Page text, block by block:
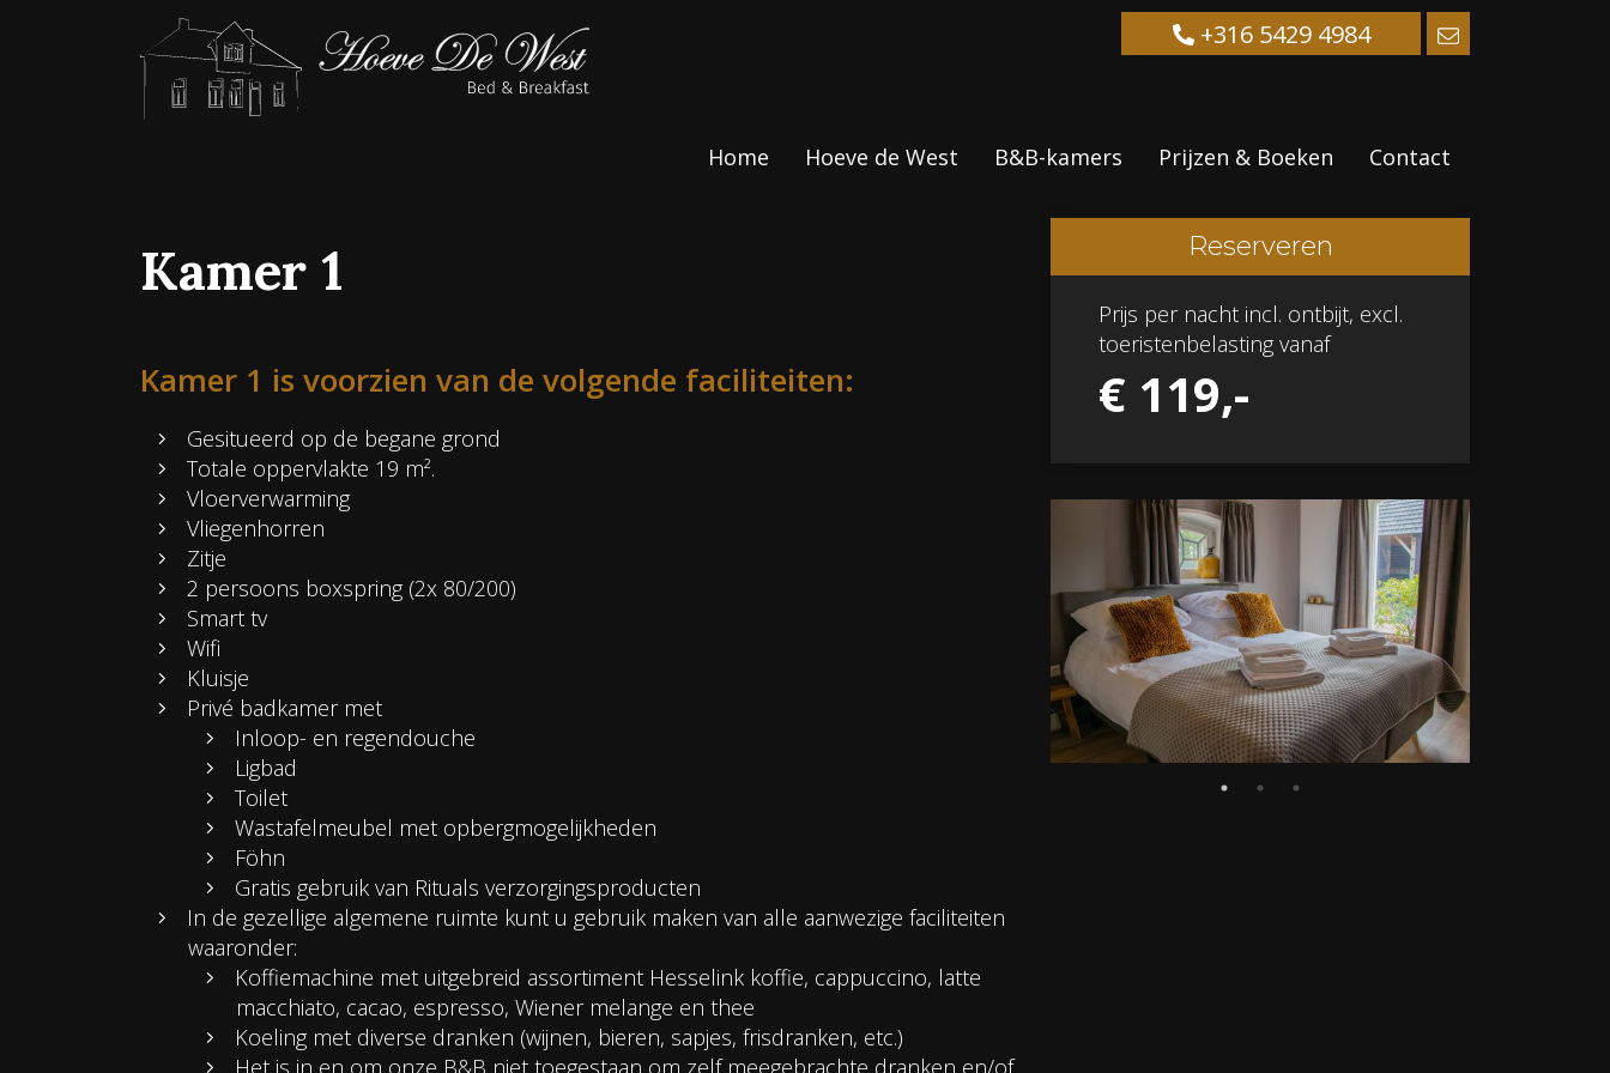
+316 5429 4984
Home Hoeve de West B&B-kamers Prijzen & Boeken Contact
Kamer 1
Kamer 1 is voorzien van de volgende faciliteiten:
Gesitueerd op de begane grond
Totale oppervlakte 19 m².
Vloerverwarming
Vliegenhorren
Zitje
2 persoons boxspring (2x 80/200)
Smart tv
Wifi
Kluisje
Privé badkamer met
Inloop- en regendouche
Ligbad
Toilet
Wastafelmeubel met opbergmogelijkheden
Föhn
Gratis gebruik van Rituals verzorgingsproducten
In de gezellige algemene ruimte kunt u gebruik maken van alle aanwezige faciliteiten
waaronder:
Koffiemachine met uitgebreid assortiment Hesselink koffie, cappuccino, latte
macchiato, cacao, espresso, Wiener melange en thee
Koeling met diverse dranken (wijnen, bieren, sapjes, frisdranken, etc.)
Het is in en om onze B&B niet toegestaan om zelf meegebrachte dranken en/of
Reserveren
Prijs per nacht incl. ontbijt, excl.
toeristenbelasting vanaf
€ 119,-